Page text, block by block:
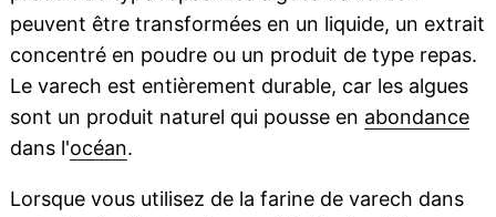
peuvent être transformées en un liquide, un extrait
concentré en poudre ou un produit de type repas.
Le varech est entièrement durable, car les algues
sont un produit naturel qui pousse en abondance
dans l'océan.
Lorsque vous utilisez de la farine de varech dans